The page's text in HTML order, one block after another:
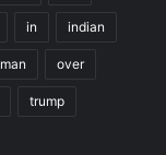
in indian
man over
trump